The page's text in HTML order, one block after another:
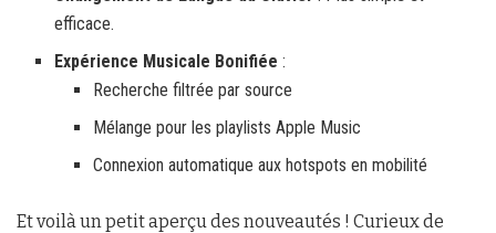
efficace.
Expérience Musicale Bonifiée :
Recherche filtrée par source
Mélange pour les playlists Apple Music
Connexion automatique aux hotspots en mobilité
Et voilà un petit aperçu des nouveautés ! Curieux de